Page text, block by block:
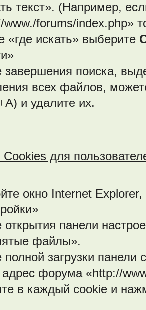
текст». (Например,
www./forums/index.php»
«где искать» выберите
завершения поиска,
всех файлов,
и удалите их.
для
окно Internet
открытия панели
файлы».
полной загрузки
форума «http://
в каждый cookie и